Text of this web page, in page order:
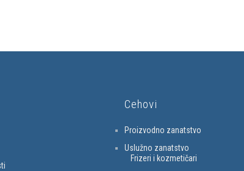
Cehovi
Proizvodno zanatstvo
Uslužno zanatstvo
Frizeri i kozmetičari